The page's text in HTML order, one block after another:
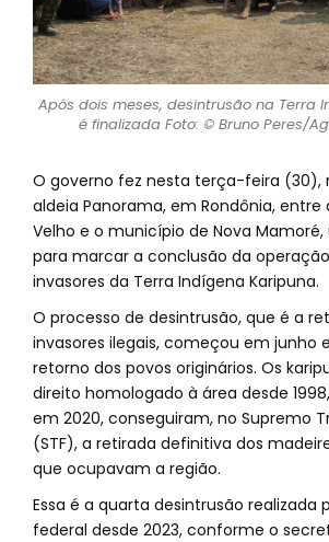
Após dois meses, desintrusão na Terra
é finalizada Foto: © Bruno Peres/
O governo fez nesta terça-feira (30),
aldeia Panorama, em Rondônia, entre
Velho e o município de Nova
para marcar a conclusão da
invasores da Terra Indígena Karipuna.
O processo de desintrusão, que é a
invasores ilegais, começou em junho
retorno dos povos originários. Os
direito homologado à área desde
em 2020, conseguiram, no Supremo
(STF), a retirada definitiva dos
que ocupavam a região.
Essa é a quarta desintrusão realizada
federal desde 2023, conforme o